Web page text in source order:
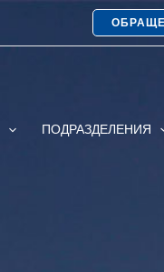
ПОДРАЗДЕЛЕНИЯ